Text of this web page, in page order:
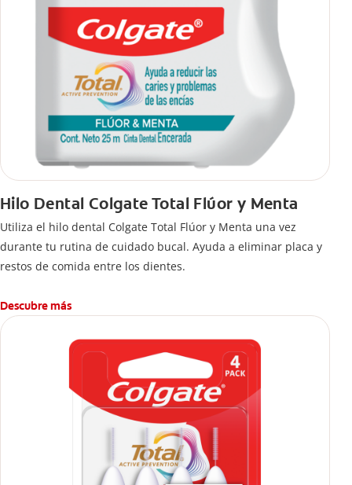
Hilo Dental Colgate Total Flúor y Menta
Utiliza el hilo dental Colgate Total Flúor y Menta una vez
durante tu rutina de cuidado bucal. Ayuda a eliminar placa y
restos de comida entre los dientes.
Descubre más